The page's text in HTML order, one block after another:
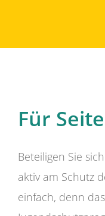
Für
Beteiligen Sie
aktiv am Schutz
einfach, denn